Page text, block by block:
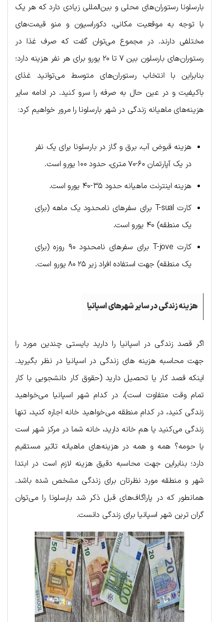
بارسلونا رستوران‌های محلی و بین‌المللی زیادی دارد که هر یک
با توجه به موقعیت مکانی، دکوراسیون و منو قیمت‌های
مختلفی دارند. در مجموع می‌توان گفت که صرف غذا در
رستوران‌های بارسلون بین ۷ تا ۲۰ یورو برای هر نفر هزینه دارد؛
بنابراین با انتخاب رستوران‌های متوسط می‌توانید غذای
باکیفیت و در عین حال به صرفه را سرو کنید. در ادامه سایر
هزینه‌های ماهیانه زندگی در شهر بارسلونا را مرور خواهیم کرد:
هزینه قبوض آب، برق و گاز در بارسلونا برای یک نفر
در یک آپارتمان ۶۰-۷۰ متری، حدود ۱۰۰ یورو است.
هزینه اینترنت ماهیانه حدود ۳۵-۴۰ یورو است.
کارت T-sual برای سفرهای نامحدود یک ماهه (برای
یک منطقه) ۴۰ یورو است.
کارت T-jove برای سفرهای نامحدود ۹۰ روزه (برای
یک منطقه) جهت استفاده افراد زیر ۲۵ ۸۰ یورو است.
هزینه زندگی در سایر شهرهای اسپانیا
اگر قصد زندگی در اسپانیا را دارید بایستی چندین مورد را
جهت محاسبه هزینه های زندگی در اسپانیا در نظر بگیرید.
اینکه قصد کار یا تحصیل دارید (حقوق کار دانشجویی با کار
تمام وقت متفاوت است)، در کدام شهر اسپانیا می‌خواهید
زندگی کنید، در کدام منطقه می‌خواهید خانه اجاره کنید، تنها
زندگی می‌کنید یا هم خانه دارید، خانه شما در مرکز شهر است
یا حومه؟ همه و همه در هزینه‌های ماهیانه تاثیر مستقیم
دارد؛ بنابراین جهت محاسبه دقیق هزینه لازم است در ابتدا
شهر و منطقه مورد نظرتان برای زندگی مشخص شده باشد.
همانطور که در پاراگاف‌های قبل ذکر شد بارسلونا را می‌توان
گران ترین شهر اسپانیا برای زندگی دانست.